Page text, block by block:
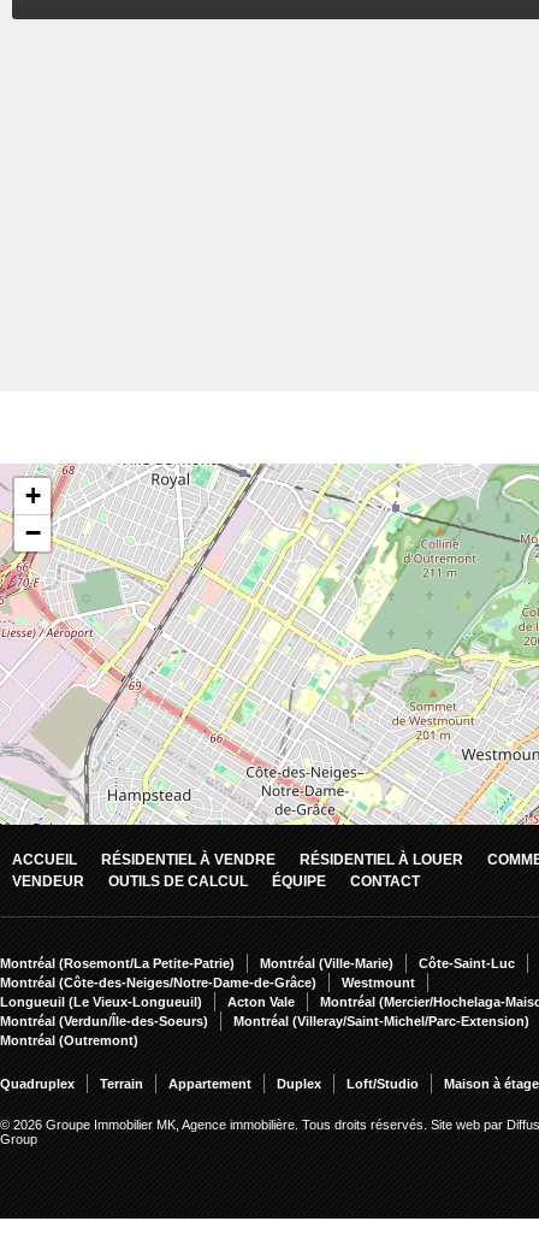
ACCUEIL RÉSIDENTIEL À VENDRE RÉSIDENTIEL À LOUER
VENDEUR
OUTILS DE CALCUL ÉQUIPE CONTACT
Montréal (Rosemont/La Petite-Patrie) Montréal (Ville-Marie)
Côte-Saint-Luc
Montréal (Côte-des-Neiges/Notre-Dame-de-Grâce)
Westmount
Longueuil (Le Vieux-Longueuil)
Acton Vale
Montréal (Mercier/Hochelaga-
Montréal (Verdun/Île-des-Soeurs)
Montréal (Villeray/Saint-Michel/Parc-Extension)
Montréal (Outremont)
Quadruplex Terrain Appartement Duplex Loft/Studio Maison à
© 2026 Groupe Immobilier MK, Agence immobilière. Tous droits réservés. Site web par
Group